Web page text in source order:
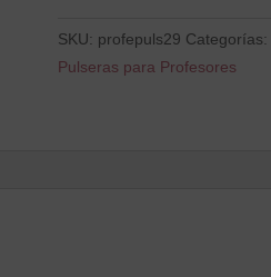
SKU: profepuls29 Categorías:
Pulseras para Profesores